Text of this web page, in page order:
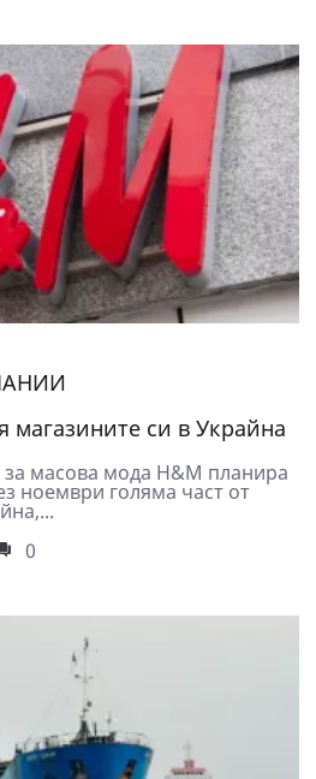
магазините си в Украйна
масова мода H&M планира
ноември голяма част от
0